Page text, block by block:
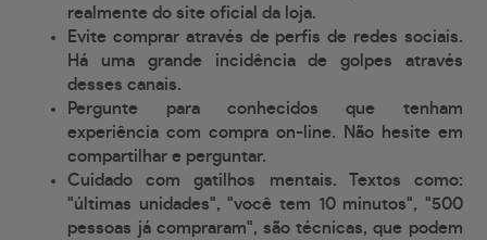
realmente do site oficial da loja.
Evite comprar através de perfis de redes sociais.
Há uma grande incidência de golpes através
desses canais.
Pergunte para conhecidos que tenham
experiência com compra on-line. Não hesite em
compartilhar e perguntar.
Cuidado com gatilhos mentais. Textos como:
"últimas unidades", "você tem 10 minutos", "500
pessoas já compraram", são técnicas, que podem